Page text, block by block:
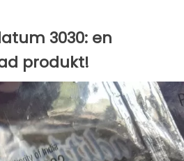
3030: en
produkt!